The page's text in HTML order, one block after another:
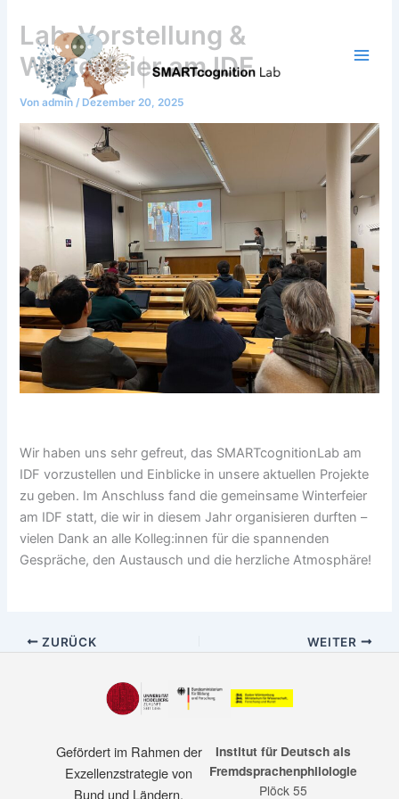
Inhalt
springen
Lab-Vorstellung &
Winterfeier am IDF
Vonadmin/ Dezember 20, 2025
Wir haben uns sehr gefreut, das SMARTcognitionLab am
IDF vorzustellen und Einblicke in unsere aktuellen Projekte
zu geben. Im Anschluss fand die gemeinsame Winterfeier
am IDF statt, die wir in diesem Jahr organisieren durften –
vielen Dank an alle Kolleg:innen für die spannenden
Gespräche, den Austausch und die herzliche Atmosphäre!
ZURÜCK WEITER
Gefördert im Rahmen der
Exzellenzstrategie von
Bund und Ländern.
Institut für Deutsch als
Fremdsprachenphilologie
Plöck 55